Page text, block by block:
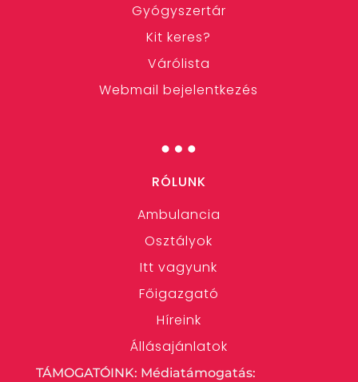
Gyógyszertár
Kit keres?
Várólista
Webmail bejelentkezés
…
RÓLUNK
Ambulancia
Osztályok
Itt vagyunk
Főigazgató
Híreink
Állásajánlatok
TÁMOGATÓINK: Médiatámogatás: